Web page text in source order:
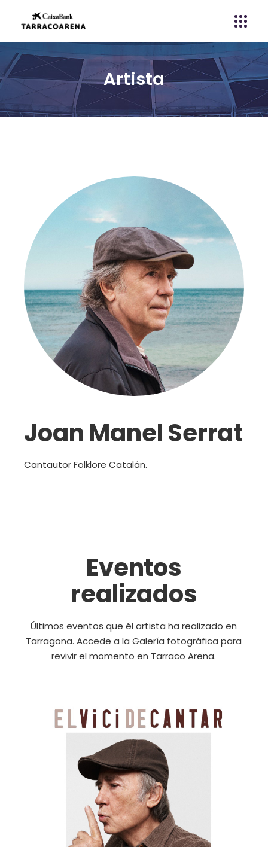
Artista
Joan Manel Serrat
Cantautor Folklore Catalán.
Eventos
realizados
Últimos eventos que él artista ha realizado en
Tarragona. Accede a la Galería fotográfica para
revivir el momento en Tarraco Arena.